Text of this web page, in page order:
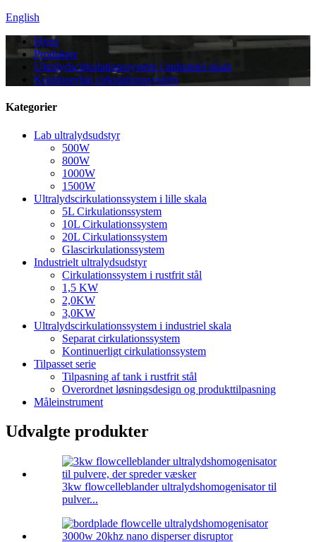
English
Hjem
Produkter
Ultralydscirkulationssystem i industriel skala
Kontinuerligt cirkulationssystem
Kategorier
Lab ultralydsudstyr
500W
800W
1000W
1500W
Ultralydscirkulationssystem i lille skala
5L Cirkulationssystem
10L Cirkulationssystem
20L Cirkulationssystem
Glascirkulationssystem
Industrielt ultralydsudstyr
Cirkulationssystem i rustfrit stål
1,5 KW
2,0KW
3,0KW
Ultralydscirkulationssystem i industriel skala
Separat cirkulationssystem
Kontinuerligt cirkulationssystem
Tilpasset serie
Tilpasning af tank i rustfrit stål
Overordnet løsningsdesign og produkttilpasning
Måleinstrument
Udvalgte produkter
3kw flowcelleblander ultralydshomogenisator til
pulver...